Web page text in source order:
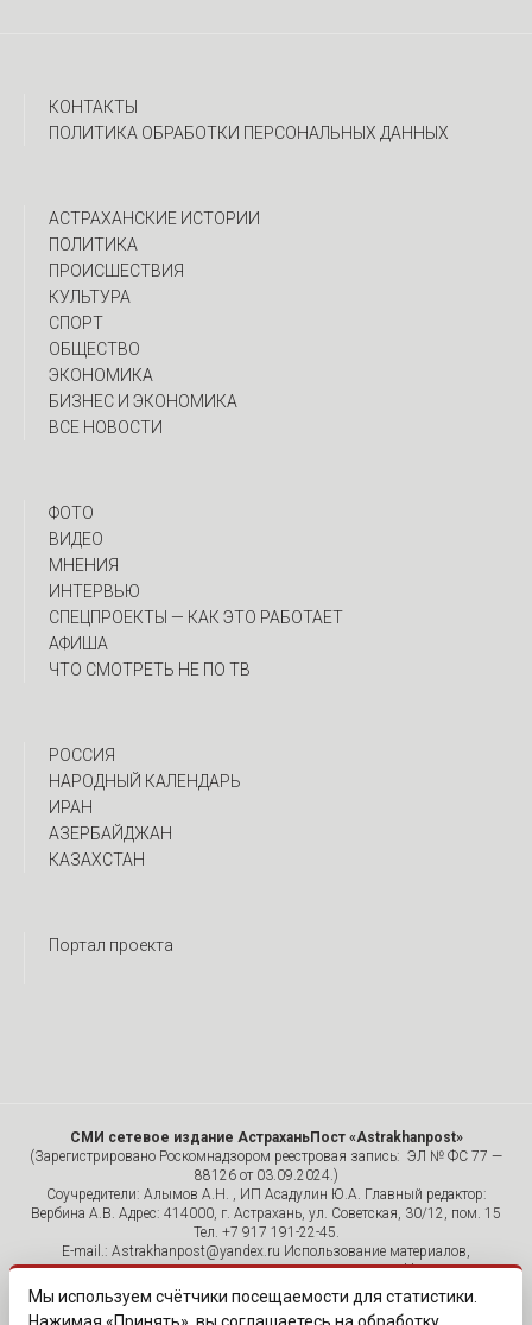
КОНТАКТЫ
ПОЛИТИКА ОБРАБОТКИ ПЕРСОНАЛЬНЫХ ДАННЫХ
АСТРАХАНСКИЕ ИСТОРИИ
ПОЛИТИКА
ПРОИСШЕСТВИЯ
КУЛЬТУРА
СПОРТ
ОБЩЕСТВО
ЭКОНОМИКА
БИЗНЕС И ЭКОНОМИКА
ВСЕ НОВОСТИ
ФОТО
ВИДЕО
МНЕНИЯ
ИНТЕРВЬЮ
CПЕЦПРОЕКТЫ — КАК ЭТО РАБОТАЕТ
АФИША
ЧТО СМОТРЕТЬ НЕ ПО ТВ
РОССИЯ
НАРОДНЫЙ КАЛЕНДАРЬ
ИРАН
АЗЕРБАЙДЖАН
КАЗАХСТАН
Портал проекта
СМИ сетевое издание АстраханьПост «Astrakhanpost»
(Зарегистрировано Роскомнадзором реестровая запись: ЭЛ № ФС 77 —
88126 от 03.09.2024.)
Соучредители: Алымов А.Н. , ИП Асадулин Ю.А. Главный редактор:
Вербина А.В. Адрес: 414000, г. Астрахань, ул. Советская, 30/12, пом. 15
Тел. +7 917 191-22-45.
E-mail.: Astrakhanpost@yandex.ru Использование материалов,
размещенных на страницах сетевого издания «Astrakhanpost»,
допускается исключительно с указанием источника и публикацией
активной гиперссылки на портал Astrakhanpost.ru. Комментарии
Мы используем счётчики посещаемости для статистики.